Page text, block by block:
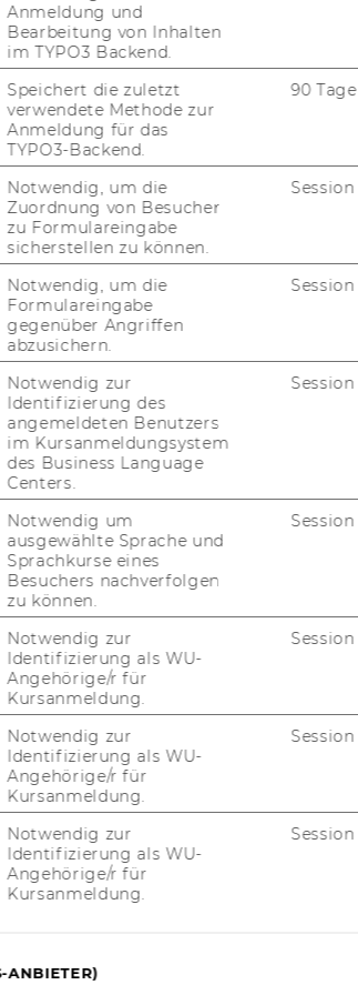
Department für Marketing
Gebäude D2, Eingang A, 1. und 2.
OG
Welthandelsplatz 1
1020 Wien
Österreich
https://www.wu.ac.at/marketing
Bluesky
Anmeldung und
Bearbeitung von Inhalten
im TYPO3 Backend.
Speichert die zuletzt
verwendete Methode zur
Anmeldung für das
TYPO3-Backend.
90 Tage
Notwendig, um die
Zuordnung von Besucher
zu Formulareingabe
sicherstellen zu können.
Session
Notwendig, um die
Formulareingabe
gegenüber Angriffen
abzusichern.
Session
Notwendig zur
Identifizierung des
angemeldeten Benutzers
im Kursanmeldungsystem
des Business Language
Centers.
Session
Notwendig um
ausgewählte Sprache und
Sprachkurse eines
Besuchers nachverfolgen
zu können.
Session
Notwendig zur
Identifizierung als WU-
Angehörige/r für
Kursanmeldung.
Session
Notwendig zur
Identifizierung als WU-
Angehörige/r für
Kursanmeldung.
Session
Notwendig zur
Identifizierung als WU-
Angehörige/r für
Kursanmeldung.
Session
ANBIETER)